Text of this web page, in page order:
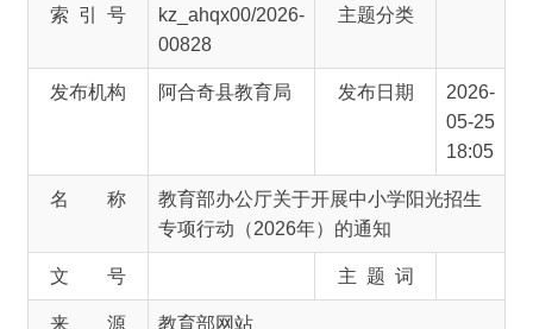
05-25
名 称 教育部办公厅关于开展中小学阳光招生
来 源 教育部网站
教基厅函〔 2026〕8号